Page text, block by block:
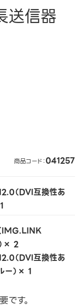
信器
商品コード：041257
（DVI互換性あ
IMG.LINK
× 2
（DVI互換性あ
ー）× 1
す。